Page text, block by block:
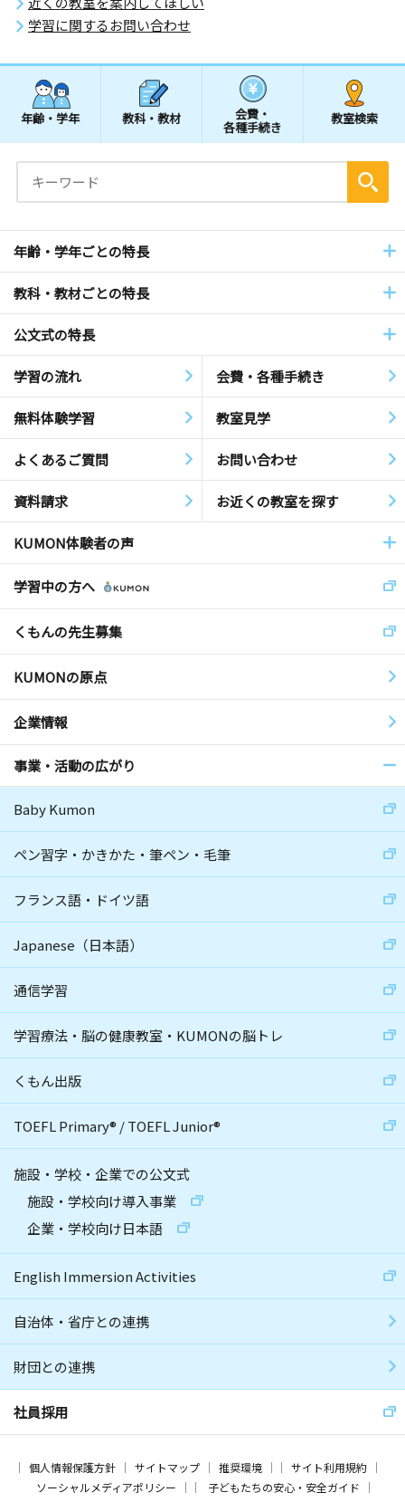
学習に関するお問い合わせ
年齢・学年 教科・教材 会費・
各種手続き
教室検索
年齢・学年ごとの特長
教科・教材ごとの特長
公文式の特長
学習の流れ 会費・各種手続き
無料体験学習 教室見学
よくあるご質問 お問い合わせ
資料請求 お近くの教室を探す
KUMON体験者の声
学習中の方へ
くもんの先生募集
KUMONの原点
企業情報
事業・活動の広がり
Baby Kumon
ペン習字・かきかた・筆ペン・毛筆
フランス語・ドイツ語
Japanese（日本語）
通信学習
学習療法・脳の健康教室・KUMONの脳トレ
くもん出版
TOEFL Primary® /TOEFL Junior®
施設・学校・企業での公文式
施設・学校向け導入事業
企業・学校向け日本語
English Immersion Activities
自治体・省庁との連携
財団との連携
社員採用
個人情報保護方針 サイトマップ 推奨環境
サイト利用規約
ソーシャルメディアポリシー
子どもたちの安心・安全ガイド